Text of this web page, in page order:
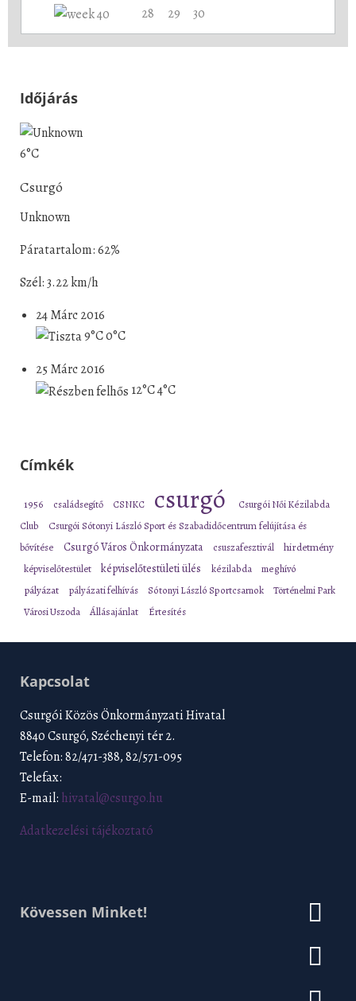
28
29 30
Időjárás
6°C
Csurgó
Unknown
Páratartalom: 62%
Szél: 3.22 km/h
24 Márc 2016
9°C0°C
25 Márc 2016
12°C4°C
Címkék
1956 családsegítő CSNKC csurgó
Csurgói Női Kézilabda
Club
Csurgói Sótonyi László Sport és Szabadidőcentrum felújítása és
bővítése
Csurgó Város Önkormányzata csuszafesztivál hirdetmény
képviselőtestület képviselőtestületi ülés kézilabda meghívó
pályázat pályázati felhívás Sótonyi László Sportcsarnok
Történelmi Park
Városi Uszoda
Állásajánlat Értesítés
Kapcsolat
Csurgói Közös Önkormányzati Hivatal
8840 Csurgó, Széchenyi tér 2.
Telefon: 82/471-388, 82/571-095
Telefax:
E-mail: hivatal@csurgo.hu
Adatkezelési tájékoztató
Kövessen Minket!